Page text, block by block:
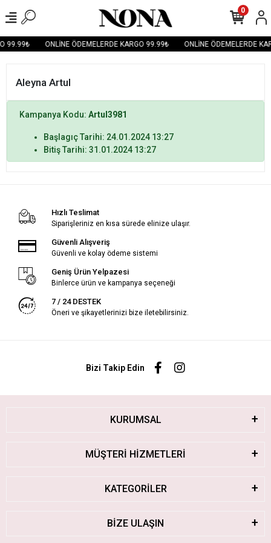
99.99₺ ONLİNE ÖDEMELERDE KARGO 99.99₺ ONLİNE ÖDEMELERDE
0
Aleyna Artul
Kampanya Kodu: Artul3981
Başlagıç Tarihi: 24.01.2024 13:27
Bitiş Tarihi: 31.01.2024 13:27
Hızlı Teslimat
Siparişleriniz en kısa sürede elinize ulaşır.
Güvenli Alışveriş
Güvenli ve kolay ödeme sistemi
Geniş Ürün Yelpazesi
Binlerce ürün ve kampanya seçeneği
7 / 24 DESTEK
Öneri ve şikayetlerinizi bize iletebilirsiniz.
Bizi Takip Edin
KURUMSAL
MÜŞTERİ HİZMETLERİ
KATEGORİLER
BİZE ULAŞIN